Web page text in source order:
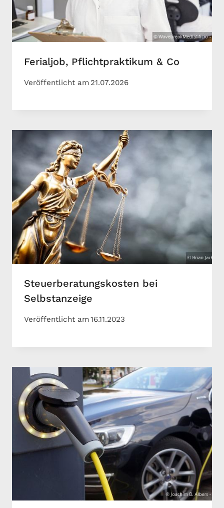
Ferialjob, Pflichtpraktikum & Co
Veröffentlicht am 21.07.2026
Steuerberatungskosten bei
Selbstanzeige
Veröffentlicht am16.11.2023